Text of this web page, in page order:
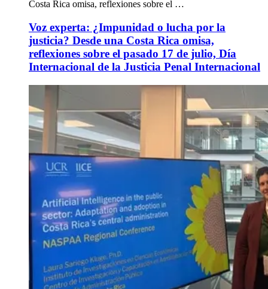
Costa Rica omisa, reflexiones sobre el …
Voz experta: ¿Impunidad o lucha por la
justicia? Desde una Costa Rica omisa,
reflexiones sobre el pasado 17 de julio, Día
Internacional de la Justicia Penal Internacional